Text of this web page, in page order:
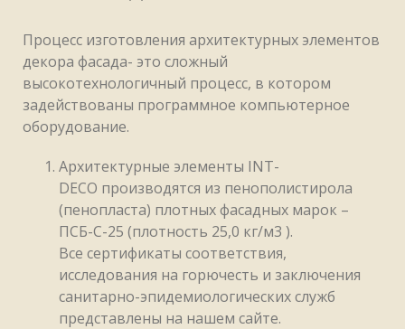
Процесс изготовления архитектурных элементов
декора фасада- это сложный
высокотехнологичный процесс, в котором
задействованы программное компьютерное
оборудование.
Архитектурные элементы INT-
DECO производятся из пенополистирола
(пенопласта) плотных фасадных марок –
ПСБ-С-25 (плотность 25,0 кг/м3 ).
Все сертификаты соответствия,
исследования на горючесть и заключения
санитарно-эпидемиологических служб
представлены на нашем сайте.